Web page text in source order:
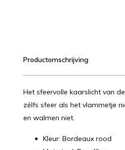
Productomschrijving
Het sfeervolle kaarslicht van
zélfs sfeer als het vlammetje
en walmen niet.
Kleur: Bordeaux rood